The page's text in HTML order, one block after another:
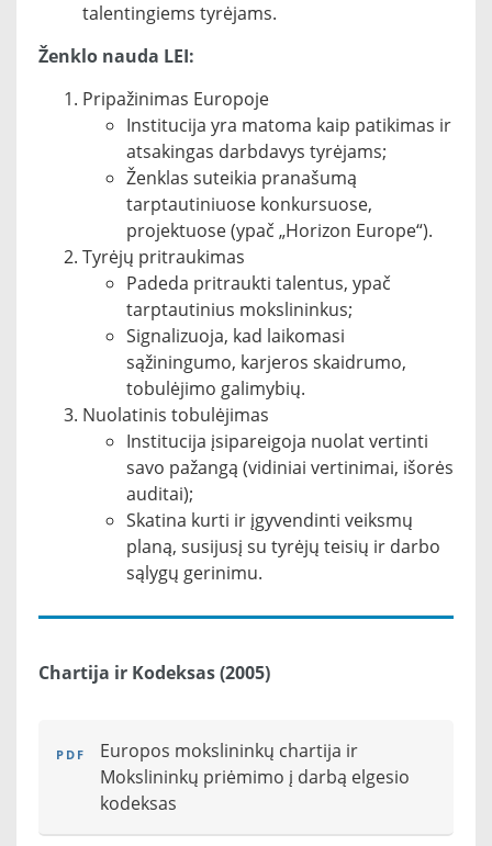
talentingiems tyrėjams.
Ženklo nauda LEI:
Pripažinimas Europoje
Institucija yra matoma kaip patikimas ir
atsakingas darbdavys tyrėjams;
Ženklas suteikia pranašumą
tarptautiniuose konkursuose,
projektuose (ypač „Horizon Europe“).
Tyrėjų pritraukimas
Padeda pritraukti talentus, ypač
tarptautinius mokslininkus;
Signalizuoja, kad laikomasi
sąžiningumo, karjeros skaidrumo,
tobulėjimo galimybių.
Nuolatinis tobulėjimas
Institucija įsipareigoja nuolat vertinti
savo pažangą (vidiniai vertinimai, išorės
auditai);
Skatina kurti ir įgyvendinti veiksmų
planą, susijusį su tyrėjų teisių ir darbo
sąlygų gerinimu.
Chartija ir Kodeksas (2005)
Europos mokslininkų chartija ir
Mokslininkų priėmimo į darbą elgesio
kodeksas